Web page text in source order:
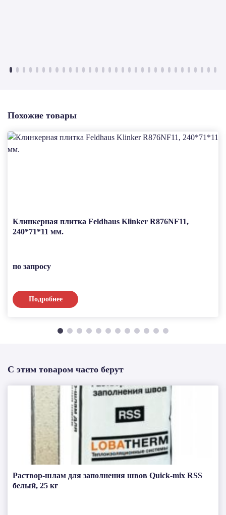
Похожие товары
Клинкерная плитка Feldhaus Klinker R876NF11,
240*71*11 мм.
по запросу
Подробнее
С этим товаром часто берут
Раствор-шлам для заполнения швов Quick-mix RSS
белый, 25 кг